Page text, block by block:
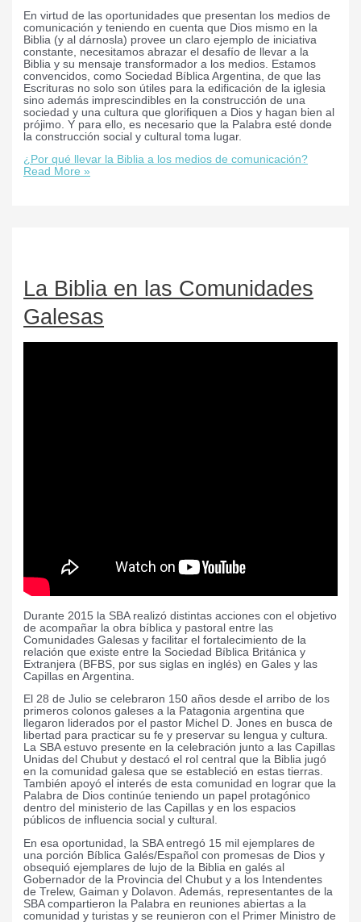
En virtud de las oportunidades que presentan los medios de
comunicación y teniendo en cuenta que Dios mismo en la
Biblia (y al dárnosla) provee un claro ejemplo de iniciativa
constante, necesitamos abrazar el desafío de llevar a la
Biblia y su mensaje transformador a los medios. Estamos
convencidos, como Sociedad Bíblica Argentina, de que las
Escrituras no solo son útiles para la edificación de la iglesia
sino además imprescindibles en la construcción de una
sociedad y una cultura que glorifiquen a Dios y hagan bien al
prójimo. Y para ello, es necesario que la Palabra esté donde
la construcción social y cultural toma lugar.
¿Por qué llevar la Biblia a los medios de comunicación?
Read More »
La Biblia en las Comunidades
Galesas
Durante 2015 la SBA realizó distintas acciones con el objetivo
de acompañar la obra bíblica y pastoral entre las
Comunidades Galesas y facilitar el fortalecimiento de la
relación que existe entre la Sociedad Bíblica Británica y
Extranjera (BFBS, por sus siglas en inglés) en Gales y las
Capillas en Argentina.
El 28 de Julio se celebraron 150 años desde el arribo de los
primeros colonos galeses a la Patagonia argentina que
llegaron liderados por el pastor Michel D. Jones en busca de
libertad para practicar su fe y preservar su lengua y cultura.
La SBA estuvo presente en la celebración junto a las Capillas
Unidas del Chubut y destacó el rol central que la Biblia jugó
en la comunidad galesa que se estableció en estas tierras.
También apoyó el interés de esta comunidad en lograr que la
Palabra de Dios continúe teniendo un papel protagónico
dentro del ministerio de las Capillas y en los espacios
públicos de influencia social y cultural.
En esa oportunidad, la SBA entregó 15 mil ejemplares de
una porción Bíblica Galés/Español con promesas de Dios y
obsequió ejemplares de lujo de la Biblia en galés al
Gobernador de la Provincia del Chubut y a los Intendentes
de Trelew, Gaiman y Dolavon. Además, representantes de la
SBA compartieron la Palabra en reuniones abiertas a la
comunidad y turistas y se reunieron con el Primer Ministro de